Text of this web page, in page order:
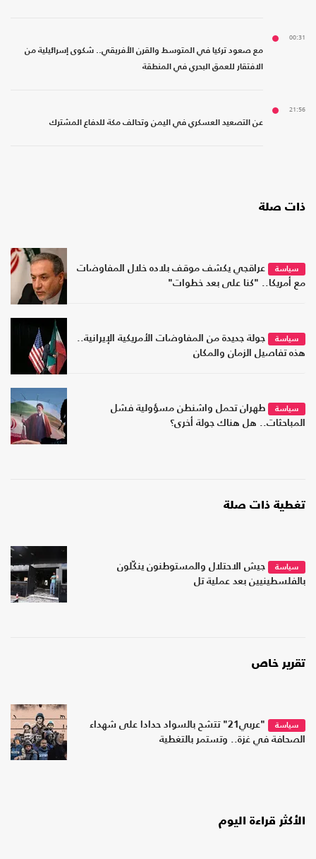
00:31
مع صعود تركيا في المتوسط والقرن الأفريقي.. شكوى إسرائيلية من
الافتقار للعمق البحري في المنطقة
21:56
عن التصعيد العسكري في اليمن وتحالف مكة للدفاع المشترك
ذات صلة
سياسة
عراقجي يكشف موقف بلاده خلال المفاوضات
مع أمريكا.. "كنا على بعد خطوات"
سياسة
جولة جديدة من المفاوضات الأمريكية الإيرانية..
هذه تفاصيل الزمان والمكان
سياسة
طهران تحمل واشنطن مسؤولية فشل
المباحثات.. هل هناك جولة أخرى؟
تغطية ذات صلة
سياسة
جيش الاحتلال والمستوطنون ينكّلون
بالفلسطينيين بعد عملية تل
تقرير خاص
سياسة
"عربي21" تتشح بالسواد حدادا على شهداء
الصحافة في غزة.. وتستمر بالتغطية
الأكثر قراءة اليوم